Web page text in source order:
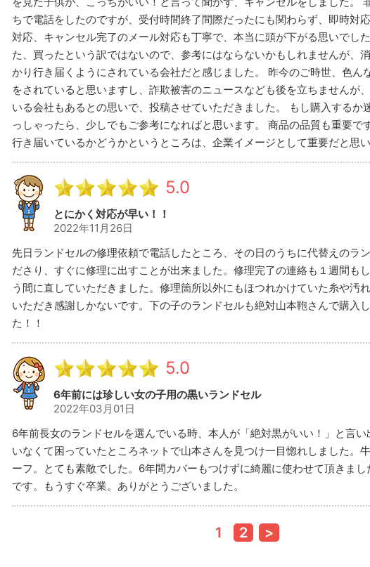
ちで電話をしたのですが、受付時間終了間際だったにも関わらず、即時対
対応、キャンセル完了のメール対応も丁寧で、本当に頭が下がる思いでし
た、買ったという訳ではないので、参考にはならないかもしれませんが、
かり行き届くようにされている会社だと感じました。 昨今のご時世、色ん
をされていると思いますし、詐欺被害のニュースなども後を立ちませんが
いる会社もあるとの思いで、投稿させていただきました。 もし購入するか
っしゃったら、少しでもご参考になればと思います。 商品の品質も重要で
行き届いているかどうかというところは、企業イメージとして重要だと思
5.0
とにかく対応が早い！！
2022年11月26日
先日ランドセルの修理依頼で電話したところ、その日のうちに代替えのラ
ださり、すぐに修理に出すことが出来ました。修理完了の連絡も１週間も
う間に直していただきました。修理箇所以外にもほつれかけていた糸や汚
いただき感謝しかないです。下の子のランドセルも絶対山本鞄さんで購入
た！！
5.0
6年前には珍しい女の子用の黒いランドセル
2022年03月01日
6年前長女のランドセルを選んでいる時、本人が「絶対黒がいい！」と言
いなくて困っていたところネットで山本さんを見つけ一目惚れしました。
ーフ。とても素敵でした。6年間カバーもつけずに綺麗に使わせて頂きまし
です。もうすぐ卒業。ありがとうございました。
1 2 >